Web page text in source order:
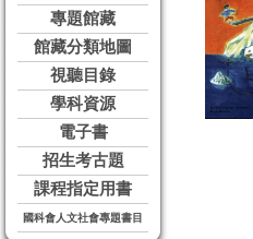
專題館藏
館藏分類地圖
視聽目錄
學科資源
電子書
招生考古題
課程指定用書
國科會人文社會專題書目